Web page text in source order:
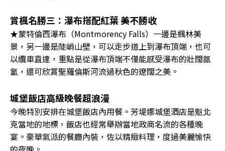
賞楓名勝三：瀑布搭配紅葉 美不勝收
★蒙特倫西瀑布（Montmorency Falls）一邊是楓林美
景，另一邊是陡峭山壁，可以走步道上到瀑布頂端，也可
以纜車直達，重點是從瀑布頂端不僅能感受瀑布的壯闊氤
氳，還可欣賞聖羅倫斯河流過秋色的遼闊之美。
城堡飯店高級晚餐超浪漫
今晚特別安排在城堡飯店內用餐。芳堤娜城堡酒店是魁北
克當地的地標，飯店也經常舉辦當地政商名流的各種晚
宴。豪華氣派的餐廳內裝，佐以精緻料理，度過美麗愉快